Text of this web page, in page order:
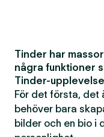
Tinder har
några funktioner
Tinder-
För det första, det
behöver bara
bilder och en bio i